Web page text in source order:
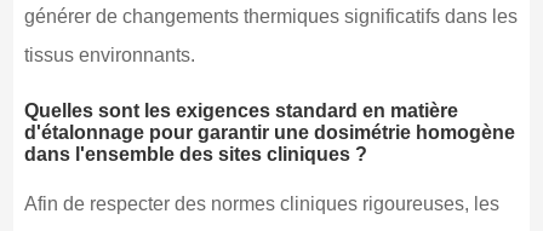
générer de changements thermiques significatifs dans les
tissus environnants.
Quelles sont les exigences standard en matière
d'étalonnage pour garantir une dosimétrie homogène
dans l'ensemble des sites cliniques ?
Afin de respecter des normes cliniques rigoureuses, les